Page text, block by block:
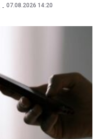
07.08.2026 14:20